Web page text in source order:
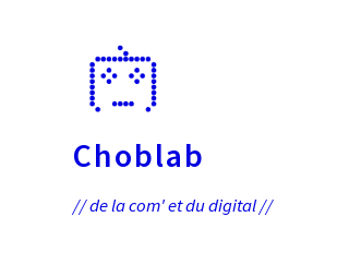
Choblab
// de la com' et du digital //